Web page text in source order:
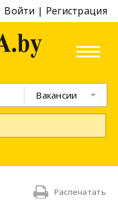
Войти | Регистрация
Вакансии
Распечатать